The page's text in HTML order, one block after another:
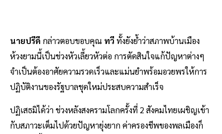
นายปรีดี กล่าวตอบขอบคุณ ทวีทั้งยังย้ำว่าสภาพบ้านเมือง
ห้วงยามนี้เป็นช่วงหัวเลี้ยวหัวต่อ การตัดสินใจแก้ปัญหาต่างๆ
จำเป็นต้องอาศัยความรวดเร็วและแม่นยำพร้อมอวยพรให้การ
ปฏิบัติงานของรัฐบาลชุดใหม่ประสบความสำเร็จ
ปฏิเสธมิได้ว่า ช่วงหลังสงครามโลกครั้งที่ 2 สังคมไทยเผชิญเข้า
กับสภาวะเต็มไปด้วยปัญหายุ่งยาก ค่าครองชีพของพลเมืองก็